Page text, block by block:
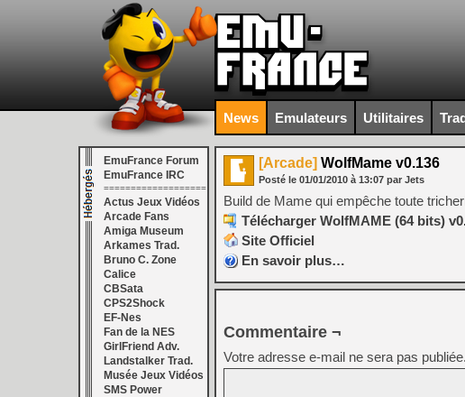
News Emulateurs Utilitaires
EmuFrance Forum
EmuFrance IRC
===================
Actus Jeux Vidéos
Arcade Fans
Amiga Museum
Arkames Trad.
Bruno C. Zone
Calice
CBSata
CPS2Shock
EF-Nes
Fan de la NES
GirlFriend Adv.
Landstalker Trad.
Musée Jeux Vidéos
SMS Power
[Arcade] WolfMame v0.136
Posté le 01/01/2010 à 13:07 par Jets
Build de Mame qui empêche toute
Télécharger WolfMAME (64 bits)
Site Officiel
En savoir plus…
Commentaire ¬
Votre adresse e-mail ne sera pas publiée.